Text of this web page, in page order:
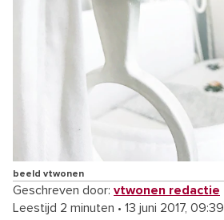
beeld vtwonen
Geschreven door: vtwonen redactie
Leestijd 2 minuten • 13 juni 2017, 09:39